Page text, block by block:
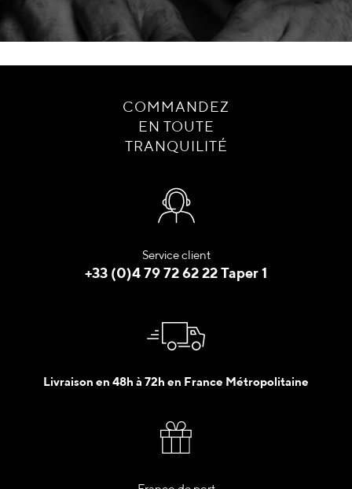
COMMANDEZ
EN TOUTE
TRANQUILITÉ
Service client
+33 (0)4 79 72 62 22 Taper 1
Livraison en 48h à 72h en France Métropolitaine